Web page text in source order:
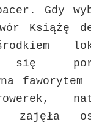
Gdy
Książę
się
zajęła